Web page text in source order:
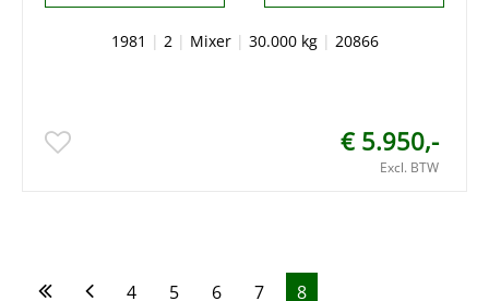
1981 | 2 | Mixer| 30.000 kg| 20866
€ 5.950,-
Excl. BTW
4 5 6 7 8